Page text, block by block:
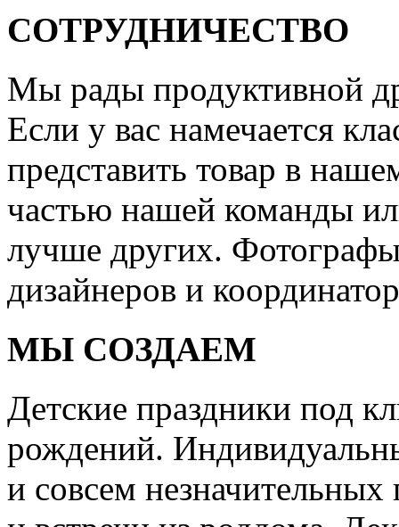
СОТРУДНИЧЕСТВО
Мы рады продуктивной
Если у вас намечается
представить товар в
частью нашей команды
лучше других.
дизайнеров и
МЫ СОЗДАЕМ
Детские праздники под
рождений.
и совсем